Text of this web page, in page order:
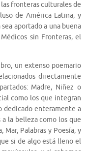
fronteras culturales de
de América Latina, y
aportado a una buena
sin Fronteras, el
un extenso poemario
directamente
Madre, Niñez o
como los que integran
dedicado enteramente a
la belleza como los que
Palabras y Poesía, y
si de algo está lleno el